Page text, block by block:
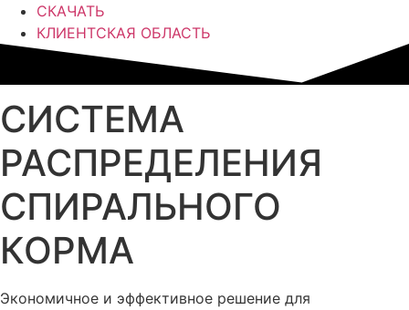
СКАЧАТЬ
КЛИЕНТСКАЯ ОБЛАСТЬ
СИСТЕМА
РАСПРЕДЕЛЕНИЯ
СПИРАЛЬНОГО
КОРМА
Экономичное и эффективное решение для